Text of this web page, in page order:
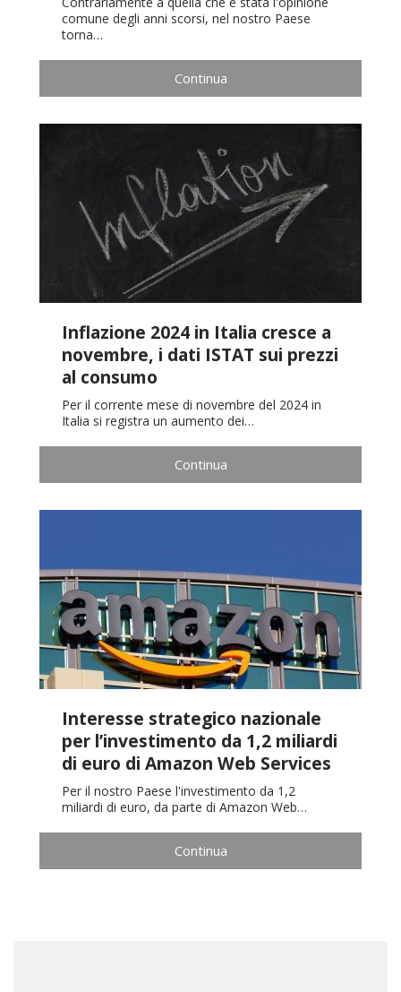
comune degli anni scorsi, nel nostro Paese
torna…
Continua
Inflazione 2024 in Italia cresce a
novembre, i dati ISTAT sui prezzi
al consumo
Per il corrente mese di novembre del 2024 in
Italia si registra un aumento dei…
Continua
Interesse strategico nazionale
per l’investimento da 1,2 miliardi
di euro di Amazon Web Services
Per il nostro Paese l'investimento da 1,2
miliardi di euro, da parte di Amazon Web…
Continua